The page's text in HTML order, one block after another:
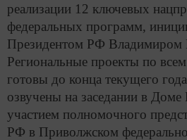
реализации 12 ключевых
федеральных программ,
Президентом РФ
Региональные проекты по
готовы до конца текущего
озвучены на заседании в Доме
участием полномочного
РФ в Приволжском